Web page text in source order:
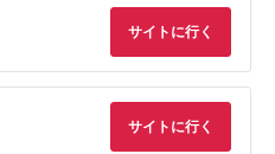
サイトに行く
サイトに行く